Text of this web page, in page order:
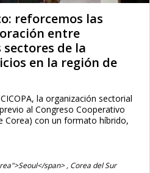
reforcemos las
entre
de la
en la región de
la organización sectorial
al Congreso Cooperativo
Corea) con un formato híbrido,
span> , Corea del Sur